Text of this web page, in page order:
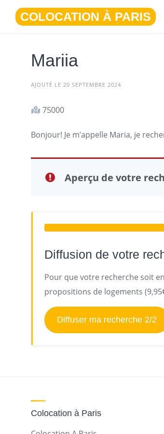
contenu
COLOCATION À PARIS
Mariia
AJOUTÉ LE 20 SEPTEMBRE 2024
75000
Bonjour! Je m’appelle Maria, je
Aperçu de votre
Diffusion de votre
Pour que votre recherche soit
propositions de logements
Diffuser ma recherche 2/2
Colocation à Paris